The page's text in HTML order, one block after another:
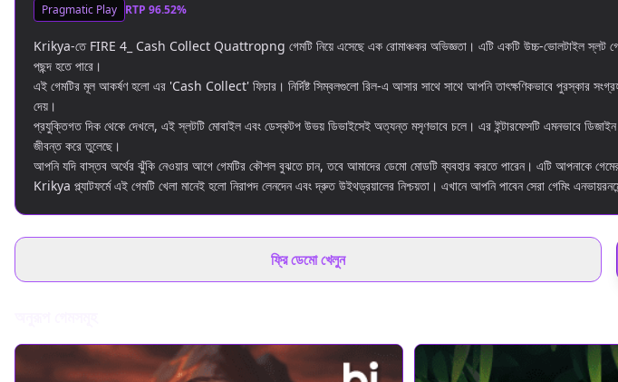
Pragmatic Play RTP 96.52%
Krikya-তে FIRE 4_ Cash Collect Quattropng গেমটি নিয়ে এসেছে এক রোমাঞ্চকর অভিজ্ঞতা। এটি একটি উচ্চ-ভোলটাইল স্লট গেম
পছন্দ হতে পারে।
এই গেমটির মূল আকর্ষণ হলো এর 'Cash Collect' ফিচার। নির্দিষ্ট সিম্বলগুলো রিল-এ আসার সাথে সাথে আপনি তাৎক্ষণিকভাবে পুরস্কার সংগ্রহ
দেয়।
প্রযুক্তিগত দিক থেকে দেখলে, এই স্লটটি মোবাইল এবং ডেস্কটপ উভয় ডিভাইসেই অত্যন্ত মসৃণভাবে চলে। এর ইন্টারফেসটি এমনভাবে
জীবন্ত করে তুলেছে।
আপনি যদি বাস্তব অর্থের ঝুঁকি নেওয়ার আগে গেমটির কৌশল বুঝতে চান, তবে আমাদের ডেমো মোডটি ব্যবহার করতে পারেন। এটি আপনাকে
Krikya প্ল্যাটফর্মে এই গেমটি খেলা মানেই হলো নিরাপদ লেনদেন এবং দ্রুত উইথড্রয়ালের নিশ্চয়তা। এখানে আপনি পাবেন সেরা গেমিং
ফ্রি ডেমো খেলুন